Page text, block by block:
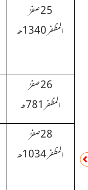
25 صفرُ
المظفر 1340ھ
26 صفرُ
المظفر781ھ
28صفرُ
المظفر 1034ھ